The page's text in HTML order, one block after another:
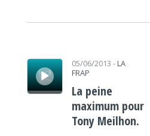
Lecteur audio 05/06/2013 - LA
FRAP
La peine
maximum pour
Tony Meilhon.